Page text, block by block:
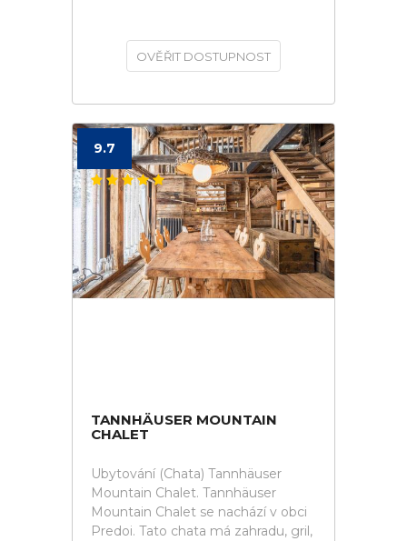
OVĚŘIT DOSTUPNOST
9.7
TANNHÄUSER MOUNTAIN
CHALET
Ubytování (Chata) Tannhäuser
Mountain Chalet. Tannhäuser
Mountain Chalet se nachází v obci
Predoi. Tato chata má zahradu, gril,